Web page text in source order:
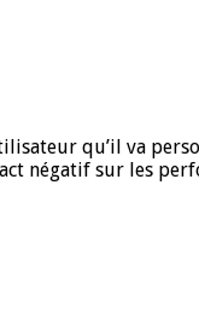
qu’il va
négatif sur les